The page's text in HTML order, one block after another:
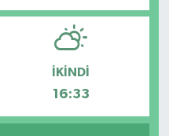
İKINDI
16:33